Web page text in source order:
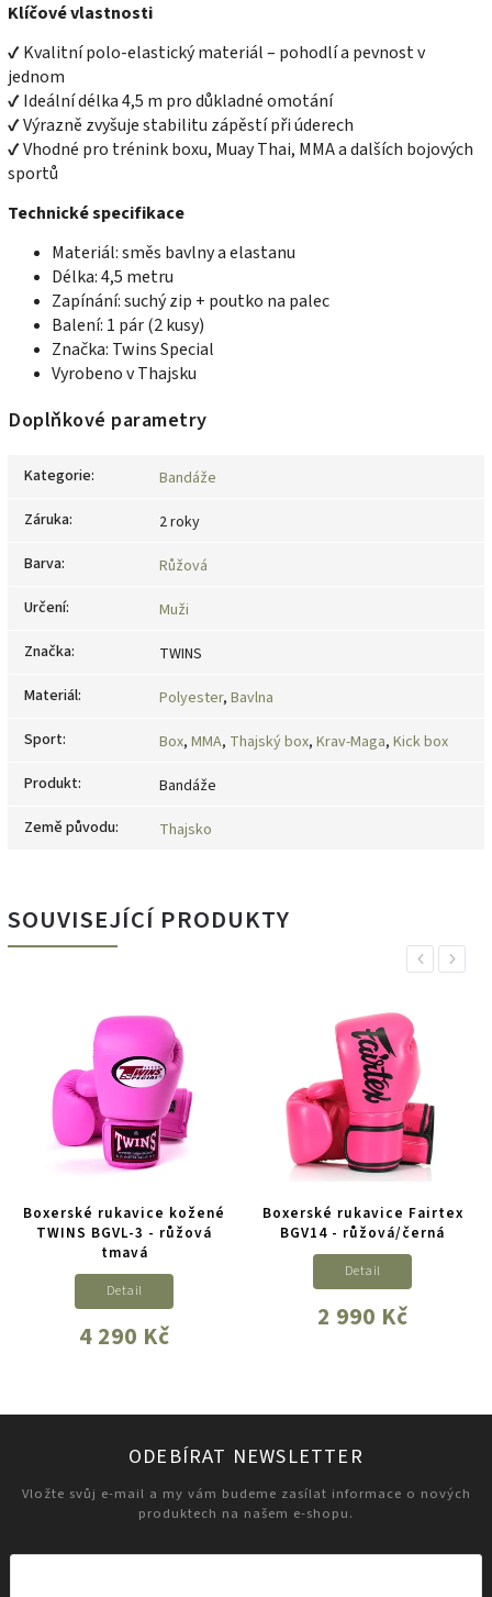
Klíčové vlastnosti
✔ Kvalitní polo-elastický materiál – pohodlí a pevnost v
jednom
✔ Ideální délka 4,5 m pro důkladné omotání
✔ Výrazně zvyšuje stabilitu zápěstí při úderech
✔ Vhodné pro trénink boxu, Muay Thai, MMA a dalších bojových
sportů
Technické specifikace
Materiál: směs bavlny a elastanu
Délka: 4,5 metru
Zapínání: suchý zip + poutko na palec
Balení: 1 pár (2 kusy)
Značka: Twins Special
Vyrobeno v Thajsku
Doplňkové parametry
Kategorie:
Bandáže
Záruka:
2 roky
Barva:
Růžová
Určení:
Muži
Značka:
TWINS
Materiál: Polyester, Bavlna
Sport: Box, MMA, Thajský box, Krav-Maga, Kick box
Produkt:
Bandáže
Země původu: Thajsko
SOUVISEJÍCÍ PRODUKTY
Previous
Boxerské rukavice kožené
TWINS BGVL-3 - růžová
tmavá
4 290 Kč
Detail
Boxerské rukavice Fairtex
BGV14 - růžová/černá
2 990 Kč
Detail
Next
ODEBÍRAT NEWSLETTER
Vložte svůj e-mail a my vám budeme zasílat informace o nových
produktech na našem e-shopu.